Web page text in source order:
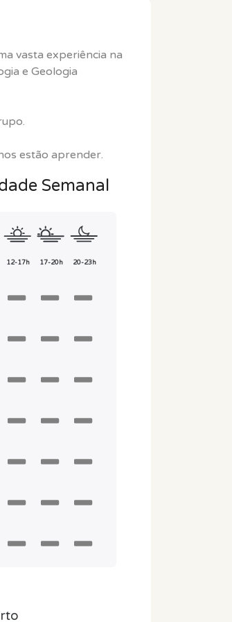
vasta experiência na
e Geologia
estão aprender.
Semanal
12-17h 17-20h 20-23h